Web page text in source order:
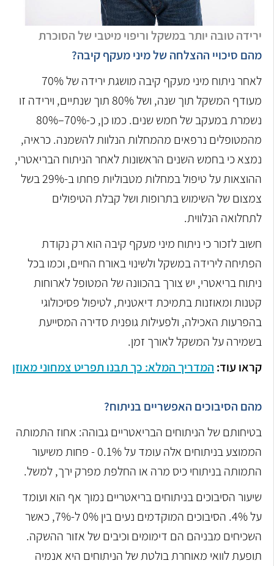
ירידה טובה יותר במשקל וריפוי מיטבי של הסוכרת
מהם סיכויי ההצלחה של מיני מעקף קיבה?
לאחר ניתוח מיני מעקף קיבה מושגת ירידה של 70%
מעודף המשקל תוך שנה, ושל 80% תוך שנתיים, וירידה זו
נשמרת במעקב של חמש שנים. כמו כן, כ-70%–80%
מהמטופלים נרפאים מהמחלות הנלוות להשמנה. כראיה,
נמצא כי בחמש השנים הראשונות לאחר הניתוח הבריאטרי,
ההוצאות על טיפול במחלות מטבוליות פחתו ב-29% בשל
צמצום של השימוש בתרופות ושל קבלת הטיפולים
לתחלואה הנלווית.
חשוב לזכור כי ניתוח מיני מעקף קיבה הוא רק נקודת
הפתיחה לירידה במשקל ולשינוי באורח החיים, וכמו בכל
ניתוח בריאטרי, יש צורך בהכוונה של המטופל לארוחות
קטנות ומאוזנות בתמיכת דיאטנית, לטיפול פסיכולוגי
בהפרעות האכילה, ולפעילות גופנית סדירה המסייעת
בשמירה על המשקל לאורך זמן.
קראו עוד: המדריך המלא: כך תבנו תפריט צמחוני מאוזן
מהם הסיבוכים האפשריים בניתוח?
בטיחותם של הניתוחים הבריאטריים גבוהה: אחוז התמותה
הממוצע בניתוחים אלה עומד על 0.1% - פחות משיעור
התמותה בניתוחי כיס מרה או החלפת מפרק ירך, למשל.
שיעור הסיבוכים בניתוחים בריאטריים נמוך אף הוא ועומד
על 4%. הסיבוכים המוקדמים נעים בין 0% ל-7%, כאשר
השכיחים מבניהם הם דימומים וכיבים של אזור ההשקה.
תופעת לוואי מאוחרת בולטת של הניתוחים היא אנמיה